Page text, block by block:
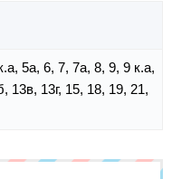
5а, 6, 7, 7а, 8, 9, 9 к.а,
13в, 13г, 15, 18, 19, 21,